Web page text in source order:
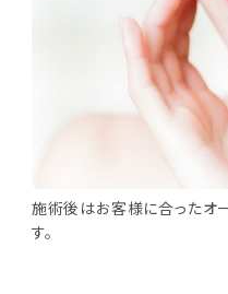
施術後はお客様に合ったオ
す。